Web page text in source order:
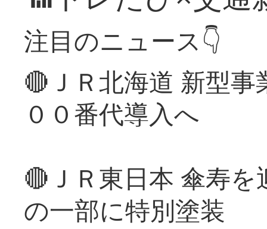
注目のニュース👇
🔴ＪＲ北海道 新型
００番代導入へ
🔴ＪＲ東日本 傘寿
の一部に特別塗装